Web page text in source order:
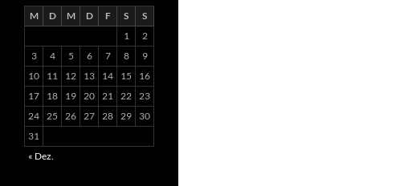
M D M D F S
S
1
2
3
4 5 6 7 8
9
10
11 12 13 14 15
16
17
18 19 20 21 22 23
24 25 26 27 28 29
30
31
« Dez.